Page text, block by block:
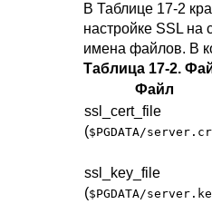
В Таблице 17-2
настройке SSL
имена файлов. В
Таблица 17-2.
Файл
ssl_cert_file
($PGDATA/
ssl_key_file
($PGDATA/